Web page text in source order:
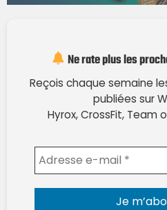
Ne rate plus les
Reçois chaque semaine
publiées sur
Hyrox, CrossFit, Team